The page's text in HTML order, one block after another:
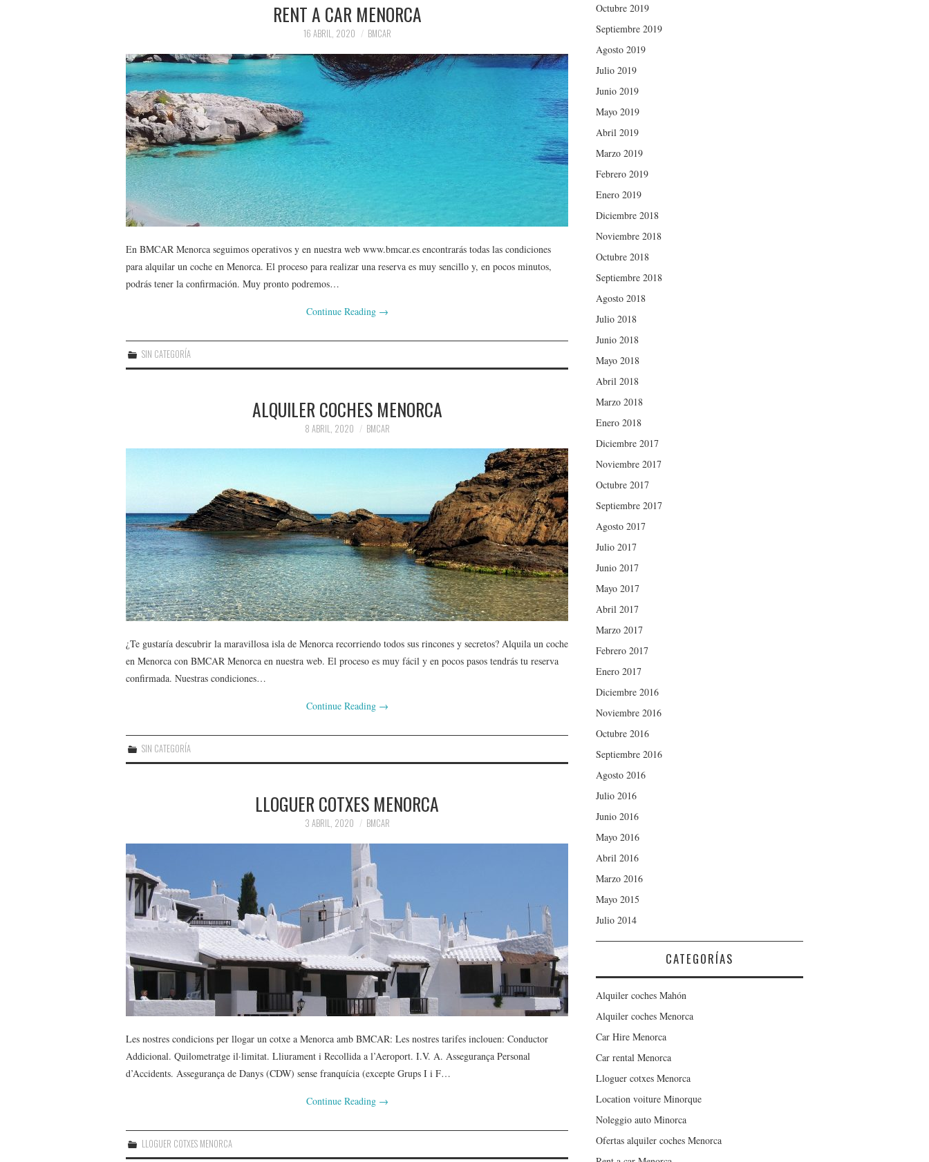
RENT A CAR MENORCA
16 ABRIL, 2020 BMCAR
En BMCAR Menorca seguimos operativos y en nuestra web www.bmcar.es encontrarás todas las condiciones
para alquilar un coche en Menorca. El proceso para realizar una reserva es muy sencillo y, en pocos minutos,
podrás tener la confirmación. Muy pronto podremos…
Continue Reading →
SIN CATEGORÍA
ALQUILER COCHES MENORCA
8 ABRIL, 2020 BMCAR
¿Te gustaría descubrir la maravillosa isla de Menorca recorriendo todos sus rincones y secretos? Alquila un coche
en Menorca con BMCAR Menorca en nuestra web. El proceso es muy fácil y en pocos pasos tendrás tu reserva
confirmada. Nuestras condiciones…
Continue Reading →
SIN CATEGORÍA
LLOGUER COTXES MENORCA
3 ABRIL, 2020 BMCAR
Les nostres condicions per llogar un cotxe a Menorca amb BMCAR: Les nostres tarifes inclouen: Conductor
Addicional. Quilometratge il·limitat. Lliurament i Recollida a l’Aeroport. I.V. A. Assegurança Personal
d’Accidents. Assegurança de Danys (CDW) sense franquícia (excepte Grups I i F…
Continue Reading →
LLOGUER COTXES MENORCA
Octubre 2019
Septiembre 2019
Agosto 2019
Julio 2019
Junio 2019
Mayo 2019
Abril 2019
Marzo 2019
Febrero 2019
Enero 2019
Diciembre 2018
Noviembre 2018
Octubre 2018
Septiembre 2018
Agosto 2018
Julio 2018
Junio 2018
Mayo 2018
Abril 2018
Marzo 2018
Enero 2018
Diciembre 2017
Noviembre 2017
Octubre 2017
Septiembre 2017
Agosto 2017
Julio 2017
Junio 2017
Mayo 2017
Abril 2017
Marzo 2017
Febrero 2017
Enero 2017
Diciembre 2016
Noviembre 2016
Octubre 2016
Septiembre 2016
Agosto 2016
Julio 2016
Junio 2016
Mayo 2016
Abril 2016
Marzo 2016
Mayo 2015
Julio 2014
CATEGORÍAS
Alquiler coches Mahón
Alquiler coches Menorca
Car Hire Menorca
Car rental Menorca
Lloguer cotxes Menorca
Location voiture Minorque
Noleggio auto Minorca
Ofertas alquiler coches Menorca